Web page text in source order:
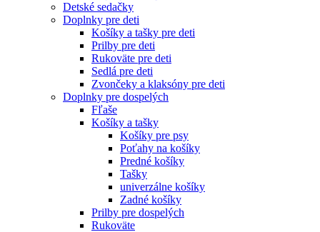
Detské sedačky
Doplnky pre deti
Košíky a tašky pre deti
Prilby pre deti
Rukoväte pre deti
Sedlá pre deti
Zvončeky a klaksóny pre deti
Doplnky pre dospelých
Fľaše
Košíky a tašky
Košíky pre psy
Poťahy na košíky
Predné košíky
Tašky
univerzálne košíky
Zadné košíky
Prilby pre dospelých
Rukoväte